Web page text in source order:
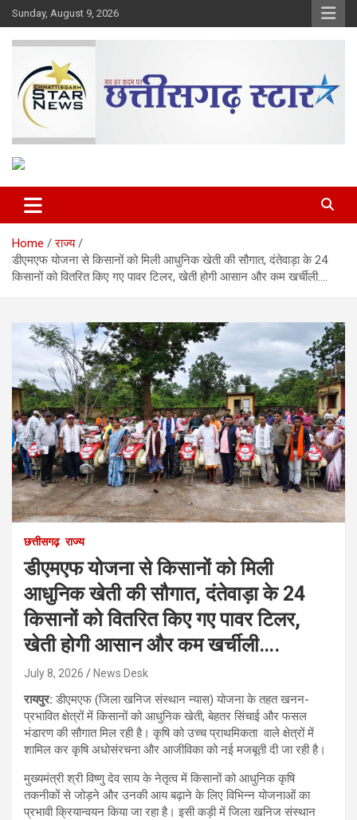
Skip
to
content
Sunday, August 9, 2026
Chhattisgarh Star
Home
राज्य
डीएमएफ योजना से किसानों को मिली आधुनिक खेती की सौगात, दंतेवाड़ा के 24
किसानों को वितरित किए गए पावर टिलर, खेती होगी आसान और कम खर्चीली….
छत्तीसगढ़ राज्य
डीएमएफ योजना से किसानों को मिली
आधुनिक खेती की सौगात, दंतेवाड़ा के 24
किसानों को वितरित किए गए पावर टिलर,
खेती होगी आसान और कम खर्चीली….
July 8, 2026 News Desk
रायपुर:डीएमएफ (जिला खनिज संस्थान न्यास) योजना के तहत खनन-
प्रभावित क्षेत्रों में किसानों को आधुनिक खेती, बेहतर सिंचाई और फसल
भंडारण की सौगात मिल रही है। कृषि को उच्च प्राथमिकता वाले क्षेत्रों में
शामिल कर कृषि अधोसंरचना और आजीविका को नई मजबूती दी जा रही है।
मुख्यमंत्री श्री विष्णु देव साय के नेतृत्व में किसानों को आधुनिक कृषि
तकनीकों से जोड़ने और उनकी आय बढ़ाने के लिए विभिन्न योजनाओं का
प्रभावी क्रियान्वयन किया जा रहा है। इसी कड़ी में जिला खनिज संस्थान